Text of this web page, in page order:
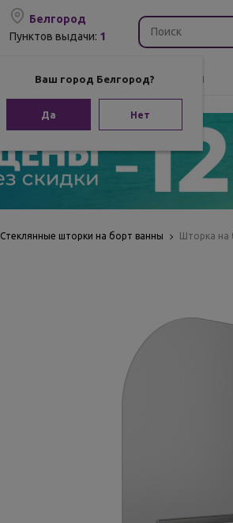
Белгород
Пунктов выдачи: 1
Ваш город Белгород?
Да Нет
Бренды
Стеклянные шторки на борт ванны Шторка на